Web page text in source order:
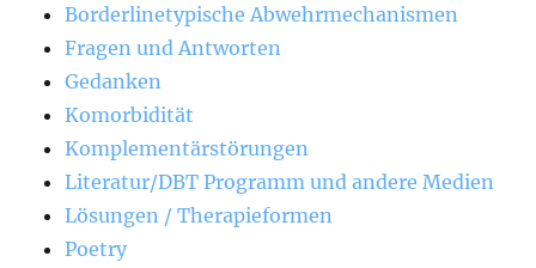
Borderlinetypische Abwehrmechanismen
Fragen und Antworten
Gedanken
Komorbidität
Komplementärstörungen
Literatur/DBT Programm und andere Medien
Lösungen / Therapieformen
Poetry